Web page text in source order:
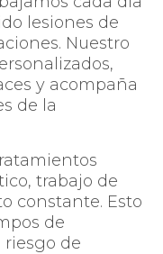
lesiones de
Nuestro
y acompaña
de la
trabajo de
constante. Esto
de
de